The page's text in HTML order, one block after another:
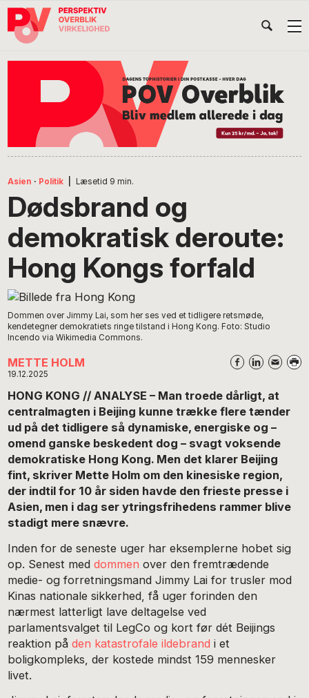
Gå
direkte
Skip
indhold
Gå
direkte
Asien · Politik Læsetid 9 min.
Dødsbrand og
demokratisk deroute:
Hong Kongs forfald
Dommen over Jimmy Lai, som her ses ved et tidligere retsmøde,
kendetegner demokratiets ringe tilstand i Hong Kong. Foto: Studio
Incendo via Wikimedia Commons.
METTE HOLM
19.12.2025
HONG KONG // ANALYSE – Man troede dårligt, at
centralmagten i Beijing kunne trække flere tænder
ud på det tidligere så dynamiske, energiske og –
omend ganske beskedent dog – svagt voksende
demokratiske Hong Kong. Men det klarer Beijing
fint, skriver Mette Holm om den kinesiske region,
der indtil for 10 år siden havde den frieste presse i
Asien, men i dag ser ytringsfrihedens rammer blive
stadigt mere snævre.
Inden for de seneste uger har eksemplerne hobet sig
op. Senest meddommen over den fremtrædende
medie- og forretningsmand Jimmy Lai for trusler mod
Kinas nationale sikkerhed, få uger forinden den
nærmest latterligt lave deltagelse ved
parlamentsvalget til LegCo og kort før dét Beijings
reaktion påden katastrofale ildebrand i et
boligkompleks, der kostede mindst 159 mennesker
livet.